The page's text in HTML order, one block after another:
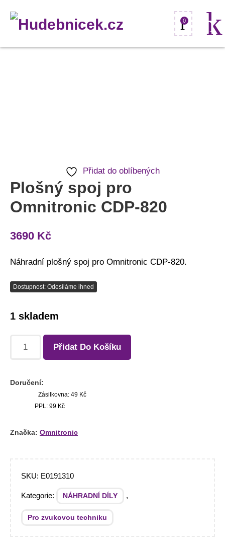
0
Přidat do oblíbených
Plošný spoj pro
Omnitronic CDP-820
3690 Kč
Náhradní plošný spoj pro Omnitronic CDP-820.
Dostupnost: Odesíláme ihned
1 skladem
Přidat Do Košíku
Doručení:
Zásilkovna: 49 Kč
PPL: 99 Kč
Značka: Omnitronic
SKU: E0191310
Kategorie: NÁHRADNÍ DÍLY ,
Pro zvukovou techniku